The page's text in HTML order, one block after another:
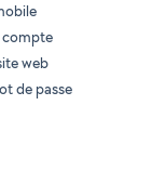
compte
web
de passe